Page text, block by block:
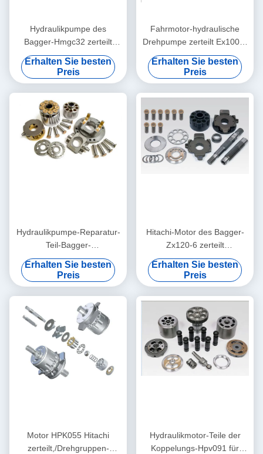
Hydraulikpumpe des
Bagger-Hmgc32 zerteilt
Drehgruppen-Fahrmotor-
Unterstützung
Erhalten Sie besten
Preis
Fahrmotor-hydraulische
Drehpumpe zerteilt Ex100-1
für Bagger Hmgc16
Erhalten Sie besten
Preis
Hydraulikpumpe-Reparatur-
Teil-Bagger-
Hydrauliksystem-
Kolbenpumpe-Versorgung
Erhalten Sie besten
Preis
Hitachi-Motor des Bagger-
Zx120-6 zerteilt
Hydraulikpumpe-Drehgruppe
Hpk055
Erhalten Sie besten
Preis
Motor HPK055 Hitachi
zerteilt,/Drehgruppen-
Hydraulikmotor-Teile der
Koppelungs-Hpv091 für